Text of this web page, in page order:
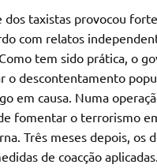
dos taxistas provocou
com relatos
tem sido prática, o
o descontentamento
em causa. Numa
fomentar o terrorismo
Três meses depois,
de coacção